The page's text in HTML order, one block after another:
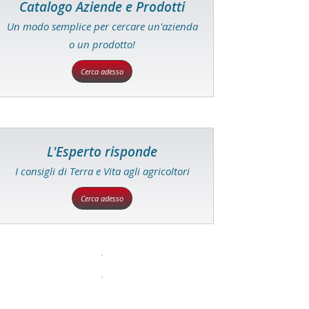
Catalogo Aziende e Prodotti
Un modo semplice per cercare un'azienda
o un prodotto!
Cerca adesso
L'Esperto risponde
I consigli di Terra e Vita agli agricoltori
Cerca adesso